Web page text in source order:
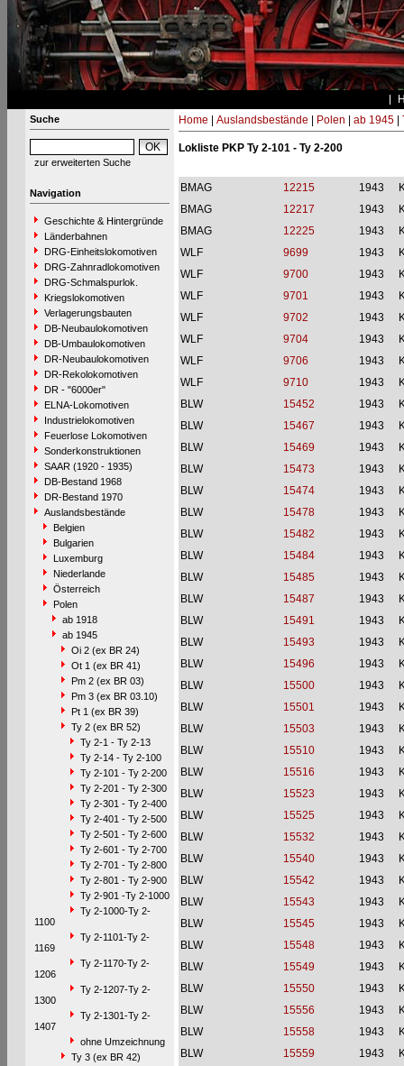
Suche
zur erweiterten Suche
Navigation
Geschichte & Hintergründe
Länderbahnen
DRG-Einheitslokomotiven
DRG-Zahnradlokomotiven
DRG-Schmalspurlok.
Kriegslokomotiven
Verlagerungsbauten
DB-Neubaulokomotiven
DB-Umbaulokomotiven
DR-Neubaulokomotiven
DR-Rekolokomotiven
DR - "6000er"
ELNA-Lokomotiven
Industrielokomotiven
Feuerlose Lokomotiven
Sonderkonstruktionen
SAAR (1920 - 1935)
DB-Bestand 1968
DR-Bestand 1970
Auslandsbestände
Belgien
Bulgarien
Luxemburg
Niederlande
Österreich
Polen
ab 1918
ab 1945
Oi 2 (ex BR 24)
Ot 1 (ex BR 41)
Pm 2 (ex BR 03)
Pm 3 (ex BR 03.10)
Pt 1 (ex BR 39)
Ty 2 (ex BR 52)
Ty 2-1 - Ty 2-13
Ty 2-14 - Ty 2-100
Ty 2-101 - Ty 2-200
Ty 2-201 - Ty 2-300
Ty 2-301 - Ty 2-400
Ty 2-401 - Ty 2-500
Ty 2-501 - Ty 2-600
Ty 2-601 - Ty 2-700
Ty 2-701 - Ty 2-800
Ty 2-801 - Ty 2-900
Ty 2-901 -Ty 2-1000
Ty 2-1000-Ty 2-
1100
Ty 2-1101-Ty 2-
1169
Ty 2-1170-Ty 2-
1206
Ty 2-1207-Ty 2-
1300
Ty 2-1301-Ty 2-
1407
ohne Umzeichnung
Ty 3 (ex BR 42)
Home Auslandsbestände Polen ab 1945|
Lokliste PKP Ty 2-101 - Ty 2-200
BMAG 12215 1943
BMAG
12217 1943
BMAG
12225 1943
WLF
9699 1943
WLF
9700 1943
WLF
9701 1943
WLF
9702 1943
WLF
9704 1943
WLF
9706 1943
WLF
9710 1943
BLW
15452 1943
BLW
15467 1943
BLW
15469 1943
BLW
15473 1943
BLW
15474 1943
BLW
15478 1943
BLW
15482 1943
BLW
15484 1943
BLW
15485 1943
BLW
15487 1943
BLW
15491 1943
BLW
15493 1943
BLW
15496 1943
BLW
15500 1943
BLW
15501 1943
BLW
15503 1943
BLW
15510 1943
BLW
15516 1943
BLW
15523 1943
BLW
15525 1943
BLW
15532 1943
BLW
15540 1943
BLW
15542 1943
BLW
15543 1943
BLW
15545 1943
BLW
15548 1943
BLW
15549 1943
BLW
15550 1943
BLW
15556 1943
BLW
15558 1943
BLW
15559 1943